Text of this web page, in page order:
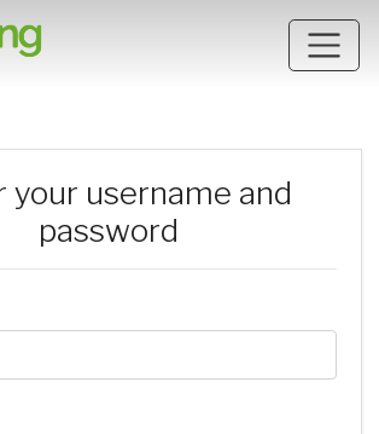
your username and
password